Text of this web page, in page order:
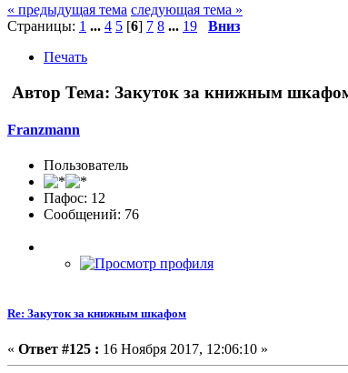
« предыдущая тема следующая тема »
Страницы: 1 ... 4 5 [6] 7 8 ... 19
Вниз
Печать
Автор Тема: Закуток за книжным
Franzmann
Пользователь
Пафос: 12
Сообщений: 76
Re: Закуток за книжным шкафом
« Ответ #125 : 16 Ноября 2017, 12:06:10 »